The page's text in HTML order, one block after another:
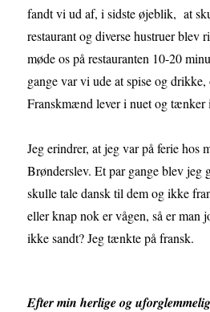
fandt vi ud af, i sidste øjeblik, at
restaurant og diverse hustruer blev
møde os på restauranten 10-20
gange var vi ude at spise og
Franskmænd lever i nuet og tænker
Jeg erindrer, at jeg var på ferie hos
Brønderslev. Et par gange blev jeg
skulle tale dansk til dem og ikke
eller knap nok er vågen, så er man
ikke sandt? Jeg tænkte på fransk.
Efter min herlige og